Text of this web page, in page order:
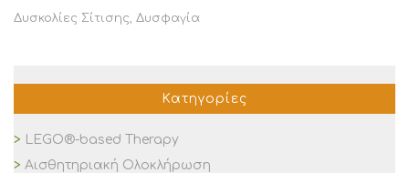
Δυσκολίες Σίτισης, Δυσφαγία
Κατηγορίες
LEGO®-based Therapy
Αισθητηριακή Ολοκλήρωση